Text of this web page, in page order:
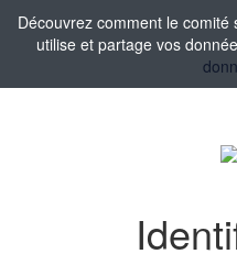
Découvrez comment le
utilise et partage vos